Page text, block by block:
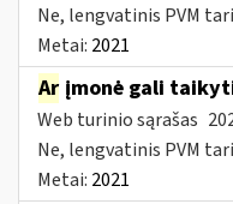
Ne, lengvatinis PVM
Metai: 2021
Ar įmonė gali
Web turinio sąrašas
Ne, lengvatinis PVM
Metai: 2021